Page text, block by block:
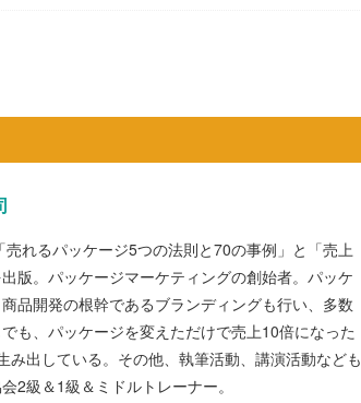
れるパッケージ5つの法則と70の事例」と「売上
版。パッケージマーケティングの創始者。パッケ
品開発の根幹であるブランディングも行い、多数
も、パッケージを変えただけで売上10倍になった
み出している。その他、執筆活動、講演活動なども
2級＆1級＆ミドルトレーナー。